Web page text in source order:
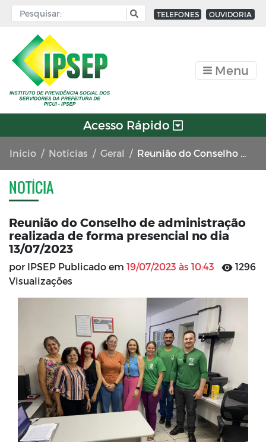
TELEFONES OUVIDORIA
Menu
Acesso Rápido
Início Notícias Geral Reunião do Conselho de administração realizada de forma presencial no dia 13/07/2023
NOTÍCIA
Reunião do Conselho de administração
realizada de forma presencial no dia
13/07/2023
por IPSEP Publicado em 19/07/2023 às 10:43
1296
Visualizações